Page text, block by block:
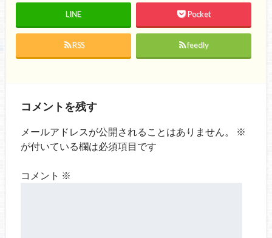
LINE Pocket
RSS feedly
コメントを残す
メールアドレスが公開されることはありません。
※
が付いている欄は必須項目です
コメント ※